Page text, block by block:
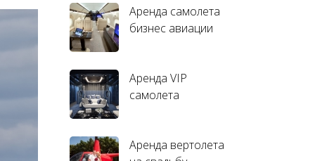
Аренда самолета
бизнес авиации
Аренда VIP
самолета
Аренда вертолета